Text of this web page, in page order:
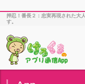
押忍！番長２：忠実再現された大
す。